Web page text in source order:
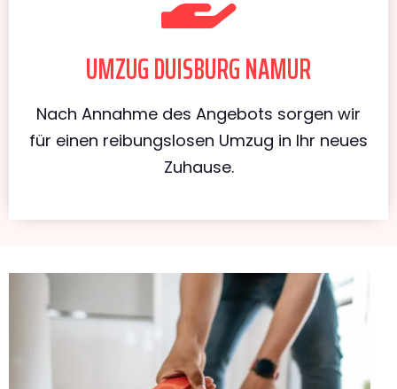
UMZUG DUISBURG NAMUR
Nach Annahme des Angebots sorgen wir
für einen reibungslosen Umzug in Ihr neues
Zuhause.